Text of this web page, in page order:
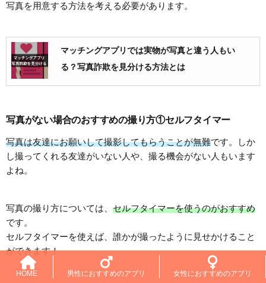
HOME 男性におすすめのアプリ 女性におすすめのアプリ
写真を用意する方法を考える必要があります。
マッチングアプリでは実物が写真と違う人もい
る？写真詐欺を見分ける方法とは
写真がない場合のおすすめの撮り方①セルフタイマー
写真は友達にお願いして撮影してもらうことが無難です。しか
し撮ってくれる友達がいない人や、撮る機会がない人もいます
よね。
写真の撮り方については、 セルフタイマーを使うのがおすすめ
です。
セルフタイマーを使えば、誰かが撮ったように見せかけること
ができます！